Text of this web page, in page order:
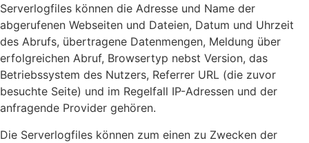
Serverlogfiles können die Adresse und Name der
abgerufenen Webseiten und Dateien, Datum und Uhrzeit
des Abrufs, übertragene Datenmengen, Meldung über
erfolgreichen Abruf, Browsertyp nebst Version, das
Betriebssystem des Nutzers, Referrer URL (die zuvor
besuchte Seite) und im Regelfall IP-Adressen und der
anfragende Provider gehören.
Die Serverlogfiles können zum einen zu Zwecken der